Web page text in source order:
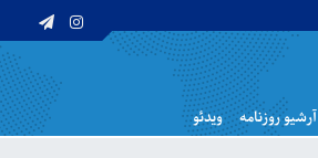
آرشیو روزنامه ویدئو